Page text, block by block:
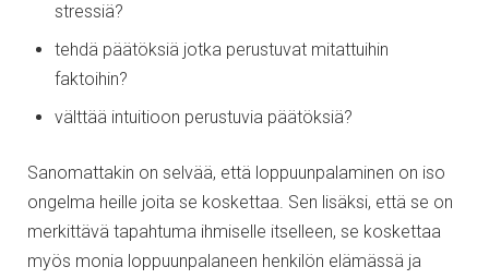
stressiä?
tehdä päätöksiä jotka perustuvat mitattuihin
faktoihin?
välttää intuitioon perustuvia päätöksiä?
Sanomattakin on selvää, että loppuunpalaminen on iso
ongelma heille joita se koskettaa. Sen lisäksi, että se on
merkittävä tapahtuma ihmiselle itselleen, se koskettaa
myös monia loppuunpalaneen henkilön elämässä ja